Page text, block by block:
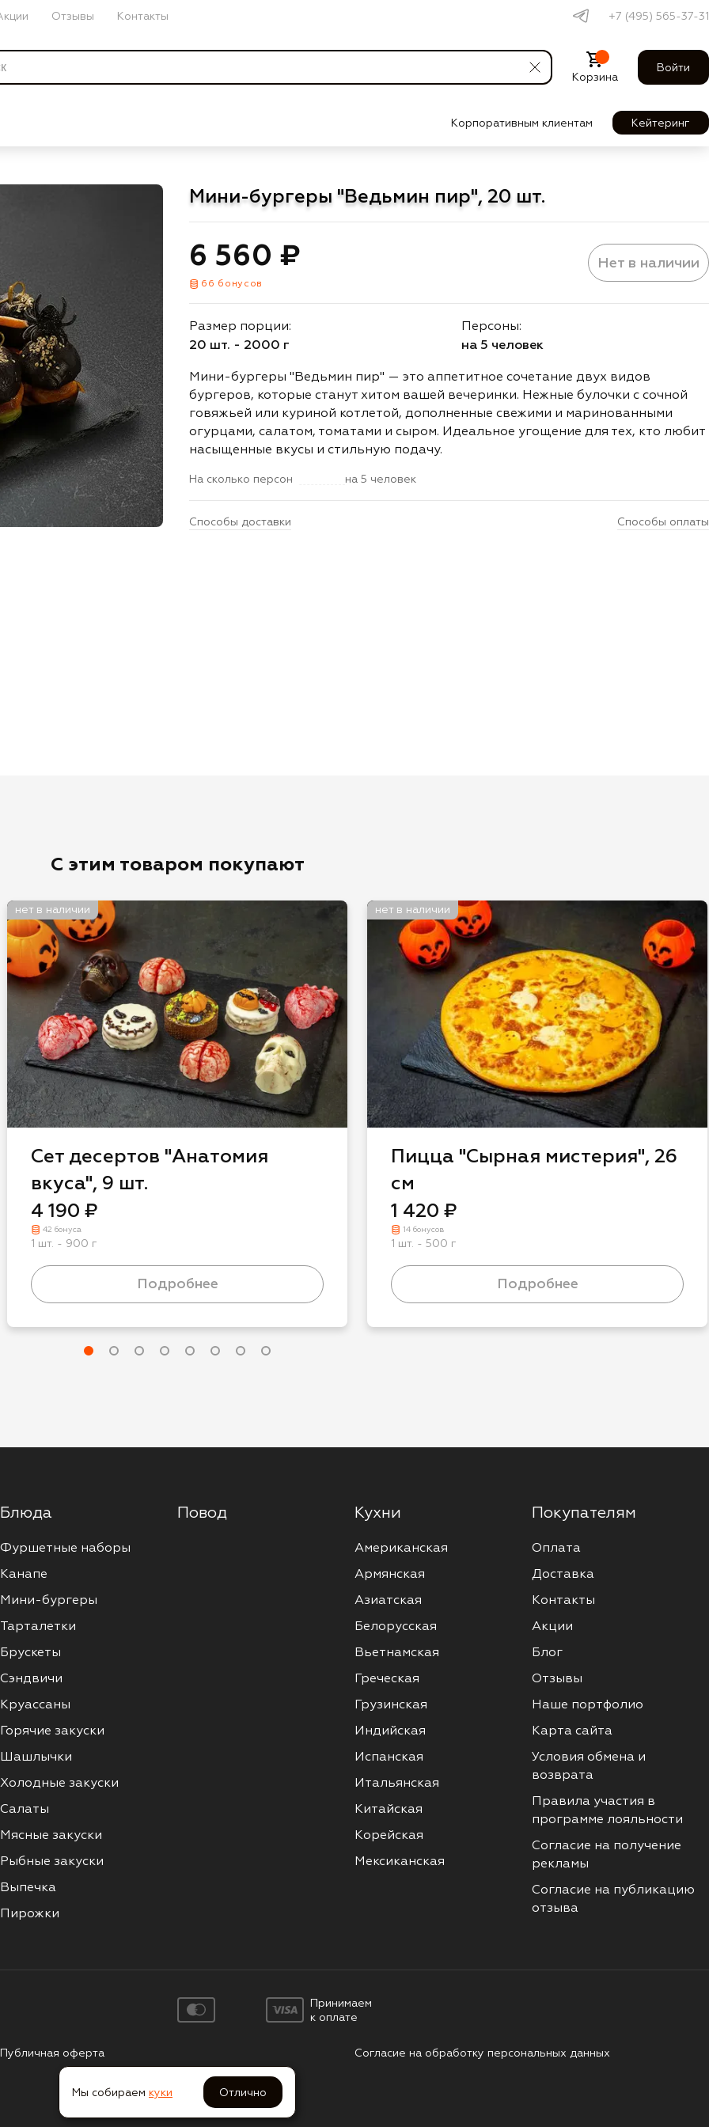
Отзывы Контакты +7 (495) 565-37-31
Корзина
Войти
Корпоративным клиентам Кейтеринг
Мини-бургеры "Ведьмин пир", 20 шт.
6 560 ₽
66 бонусов
Нет в наличии
Размер порции:
20 шт. - 2000 г
Персоны:
на 5 человек
Мини-бургеры "Ведьмин пир" — это аппетитное сочетание двух видов
бургеров, которые станут хитом вашей вечеринки. Нежные булочки с сочной
говяжьей или куриной котлетой, дополненные свежими и маринованными
огурцами, салатом, томатами и сыром. Идеальное угощение для тех, кто любит
насыщенные вкусы и стильную подачу.
На сколько персон на 5 человек
Способы доставки Способы оплаты
соглашаюсь с
в рекламных и
С этим товаром покупают
нет в наличии
Сет десертов "Анатомия
вкуса", 9 шт.
4 190 ₽
42 бонуса
1 шт. - 900 г
Подробнее
нет в наличии
Пицца "Сырная мистерия", 26
см
1 420 ₽
14 бонусов
1 шт. - 500 г
Подробнее
Блюда
Фуршетные наборы
Канапе
Мини-бургеры
Тарталетки
Брускеты
Сэндвичи
Круассаны
Горячие закуски
Шашлычки
Холодные закуски
Салаты
Мясные закуски
Рыбные закуски
Выпечка
Пирожки
Повод Кухни
Американская
Армянская
Азиатская
Белорусская
Вьетнамская
Греческая
Грузинская
Индийская
Испанская
Итальянская
Китайская
Корейская
Мексиканская
Покупателям
Оплата
Доставка
Контакты
Акции
Блог
Отзывы
Наше портфолио
Карта сайта
Условия обмена и
возврата
Правила участия в
программе лояльности
Согласие на получение
рекламы
Согласие на публикацию
отзыва
Принимаем
к оплате
Публичная оферта Согласие на обработку персональных данных
Мы собираем куки Отлично